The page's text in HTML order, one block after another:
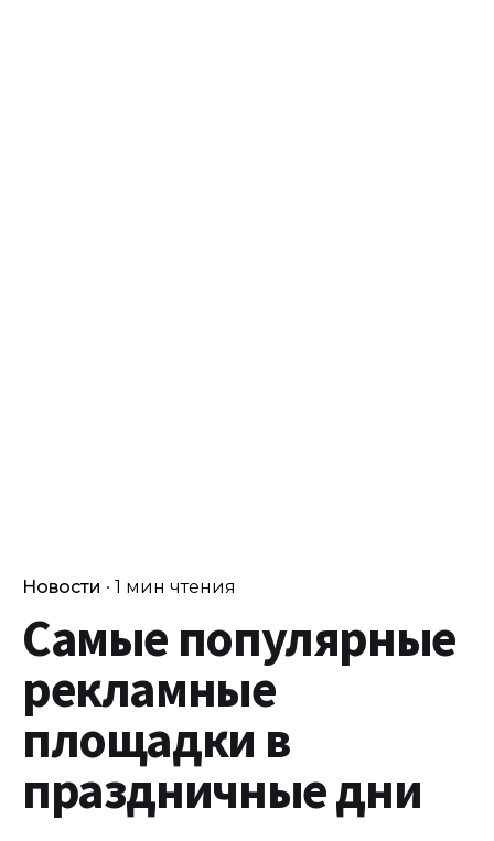
Новости 1 мин чтения
Самые популярные
рекламные
площадки в
праздничные дни